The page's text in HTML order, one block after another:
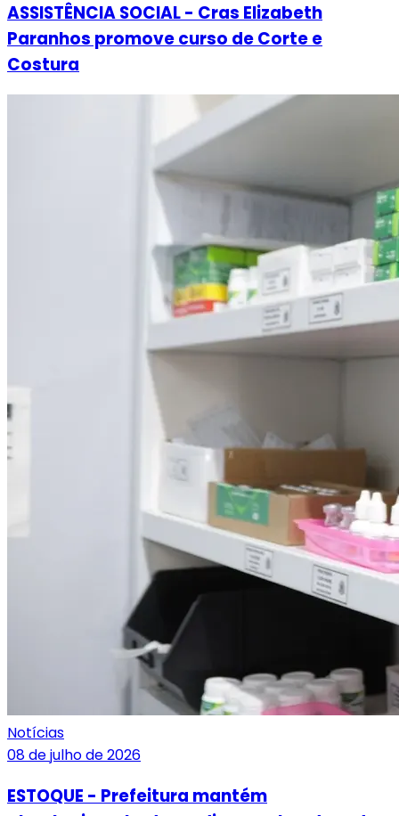
ASSISTÊNCIA SOCIAL - Cras Elizabeth
Paranhos promove curso de Corte e
Costura
Notícias
08 de julho de 2026
ESTOQUE - Prefeitura mantém